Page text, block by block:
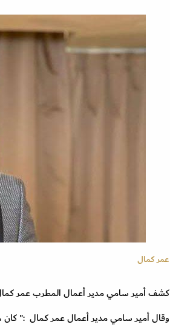
عمر كمال
كشف أمير سامي مدير أعمال المطرب عمر
وقال أمير سامي مدير أعمال عمر كمال :" كان